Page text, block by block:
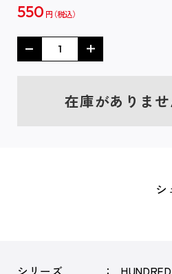
550 円
在庫がありま
シ
シリーズ